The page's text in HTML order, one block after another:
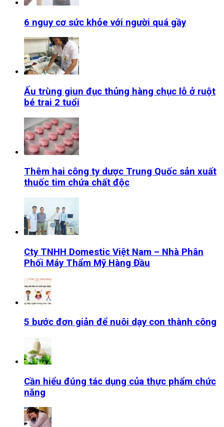
6 nguy cơ sức khỏe với người quá gầy
Ấu trùng giun đục thủng hàng chục lỗ ở ruột
bé trai 2 tuổi
Thêm hai công ty dược Trung Quốc sản xuất
thuốc tim chứa chất độc
Cty TNHH Domestic Việt Nam – Nhà Phân
Phối Máy Thẩm Mỹ Hàng Đầu
5 bước đơn giản để nuôi dạy con thành công
Cần hiểu đúng tác dụng của thực phẩm chức
năng